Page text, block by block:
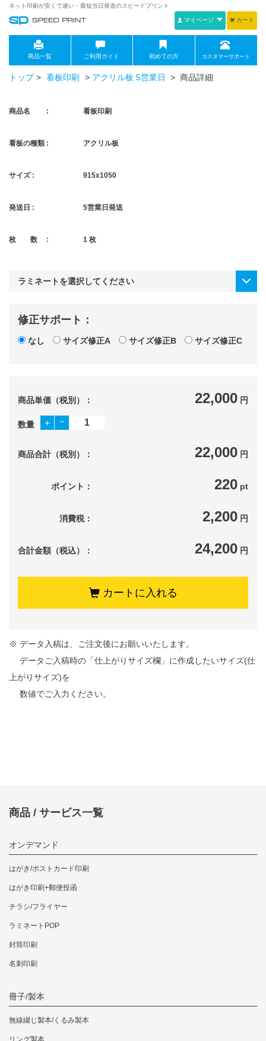
ネット印刷が安くて速い・最短当日発送のスピードプリント
マイページ カート
商品一覧 ご利用ガイド 初めての方 カスタマーサポート
トップ> 看板印刷 > アクリル板 5営業日 > 商品詳細
商品名 : 看板印刷
看板の種類 : アクリル板
サイズ : 915x1050
発送日 : 5営業日発送
枚 数 : 1 枚
修正サポート：
なし サイズ修正A サイズ修正B サイズ修正C
商品単価（税別）： 22,000 円
数量 ＋ −
商品合計（税別）： 22,000 円
ポイント： 220 pt
消費税： 2,200 円
合計金額（税込）： 24,200 円
カートに入れる
※ データ入稿は、ご注文後にお願いいたします。
データご入稿時の「仕上がりサイズ欄」に作成したいサイズ(仕
上がりサイズ)を
数値でご入力ください。
商品 / サービス一覧
オンデマンド
はがき/ポストカード印刷
はがき印刷+郵便投函
チラシ/フライヤー
ラミネートPOP
封筒印刷
名刺印刷
冊子/製本
無線綴じ製本/くるみ製本